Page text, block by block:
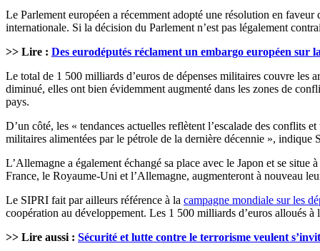
Le Parlement européen a récemment adopté une résolution en
internationale. Si la décision du Parlement n’est pas légalement
>> Lire : Des eurodéputés réclament un embargo européen sur
Le total de 1 500 milliards d’euros de dépenses militaires couvre les
diminué, elles ont bien évidemment augmenté dans les zones de
pays.
D’un côté, les « tendances actuelles reflètent l’escalade des conflits
militaires alimentées par le pétrole de la dernière décennie »,
L’Allemagne a également échangé sa place avec le Japon et se
France, le Royaume-Uni et l’Allemagne, augmenteront à nouveau
Le SIPRI fait par ailleurs référence à la campagne mondiale sur les
coopération au développement. Les 1 500 milliards d’euros alloués
>> Lire aussi : Sécurité et lutte contre le terrorisme veulent